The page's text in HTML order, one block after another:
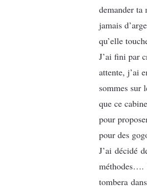
demander
jamais
qu’elle
J’ai fini par
attente, j’ai
sommes sur
que ce
pour
pour des
J’ai décidé
méthodes….
tombera